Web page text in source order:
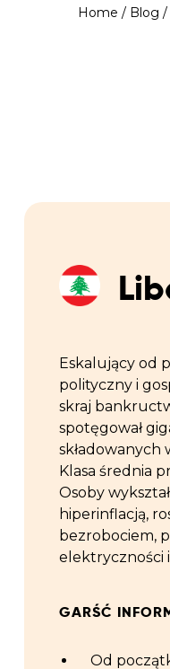
Home / Blog /
Eskalujący od
polityczny i
skraj
spotęgował
składowanych
Klasa średnia
Osoby
hiperinflacją,
bezrobociem,
elektryczności
GARŚĆ
Od